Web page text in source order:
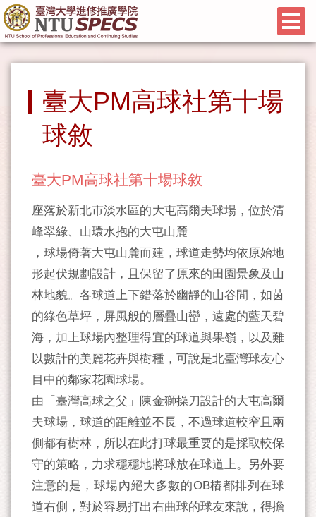
臺大PM高球社第十場
球敘
臺大PM高球社第十場球敘
座落於新北市淡水區的大屯高爾夫球場，位於清
峰翠綠、山環水抱的大屯山麓
，球場倚著大屯山麓而建，球道走勢均依原始地
形起伏規劃設計，且保留了原來的田園景象及山
林地貌。各球道上下錯落於幽靜的山谷間，如茵
的綠色草坪，屏風般的層疊山巒，遠處的藍天碧
海，加上球場內整理得宜的球道與果嶺，以及難
以數計的美麗花卉與樹種，可說是北臺灣球友心
目中的鄰家花園球場。
由「臺灣高球之父」陳金獅操刀設計的大屯高爾
夫球場，球道的距離並不長，不過球道較窄且兩
側都有樹林，所以在此打球最重要的是採取較保
守的策略，力求穩穩地將球放在球道上。另外要
注意的是，球場內絕大多數的OB樁都排列在球
道右側，對於容易打出右曲球的球友來說，得擔